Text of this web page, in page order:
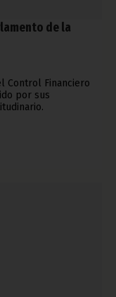
de la
Control Financiero
por sus